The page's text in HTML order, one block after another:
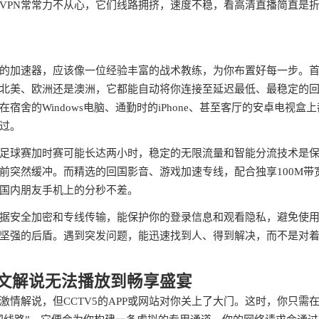
常常力不从心，它们线路拥挤，速度不稳，看高清直播简直是
加速器，应该像一位经验丰富的战术教练，为你布置好每一步。
美、欧洲还是澳洲，它都能自动将你连接至延迟最低、最稳定的
舍的Windows电脑、通勤时的iPhone、甚至客厅的安卓电视盒
。
球赛加时赛可能长达两小时，稳定的无限流量和智能分流技术是
突然缓冲。而精选的回国影音、游戏加速专线，配合独享100M带
内朋友手机上的分秒不差。
安全加密和专线传输，能保护你的登录信息和观看隐私，避免使
强的后盾。遇到突发问题，能迅速找到人、得到解决，而不是对
解说无法播放到畅享盛宴
解说，但CCTV5的APP或网站对你关上了大门。这时，你只需